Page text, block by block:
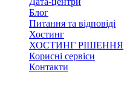
Блог
Питання та відповіді
Хостинг
ХОСТИНГ РІШЕННЯ
Корисні сервіси
Контакти